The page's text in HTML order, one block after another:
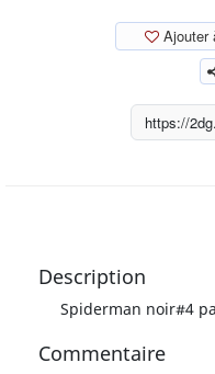
Ajouter
Description
Spiderman noir#4
Commentaire